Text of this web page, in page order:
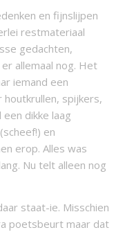
en fijnslijpen
restmateriaal
gedachten,
allemaal nog. Het
iemand een
spijkers,
dikke laag
en
erop. Alles was
Nu telt alleen nog
staat-ie. Misschien
poetsbeurt maar dat